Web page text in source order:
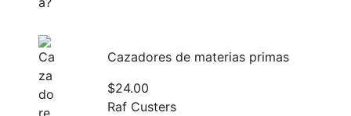
Cazadores de materias primas
$24.00
Raf Custers